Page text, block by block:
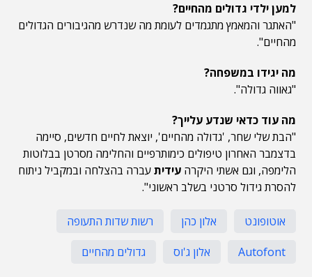
למען ילדי גדולים מהחיים?
"האתגר והמאמץ מתגמדים לעומת מה שנדרש מהגיבורים הגדולים
מהחיים".
מה יגידו במשפחה?
"גאווה גדולה".
מה עוד כדאי שנדע עלייך?
"הבת שלי שחר, 'גדולה מהחיים', יוצאת לחיים חדשים, סיימה
בדצמבר האחרון טיפולים כימותרפיים והחלימה מסרטן בבלוטות
הלימפה, וגם אשתי היקרה עידיתעברה בהצלחה ובמקביל ניתוח
להסרת גידול סרטני בשלב ראשוני".
אוטופונט אלון כהן
רשות שדות התעופה
Autofont
אלון ג'וס גדולים מהחיים